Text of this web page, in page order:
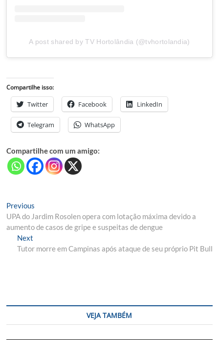
A post shared by TV Hortolândia (@tvhortolandia)
Compartilhe isso:
Twitter Facebook LinkedIn
Telegram WhatsApp
Compartilhe com um amigo:
Navegação
de
Post
Previous
post:
UPA do Jardim Rosolen opera com lotação máxima devido a
aumento de casos de gripe e suspeitas de dengue
NextNext
post:
Tutor morre em Campinas após ataque de seu próprio Pit Bull
VEJA TAMBÉM